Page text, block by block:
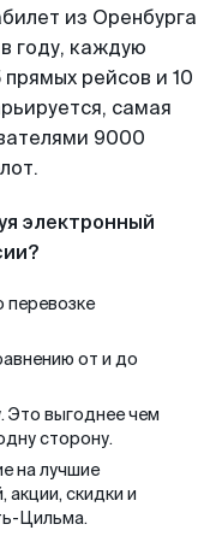
из Оренбурга
году, каждую
рейсов и 10
самая
9000
электронный
перевозке
от и до
Это выгоднее чем
сторону.
на лучшие
скидки и
Цильма.